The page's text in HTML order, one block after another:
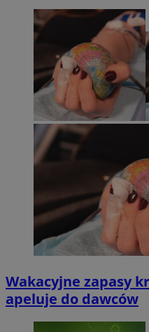
Wakacyjne zapasy
apeluje do dawców